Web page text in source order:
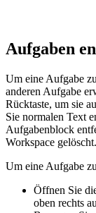
Aufgaben
Um eine Aufgabe
anderen Aufgabe
Rücktaste, um sie
Sie normalen Text
Aufgabenblock
Workspace gelöscht.
Um eine Aufgabe
Öffnen Sie
oben rechts